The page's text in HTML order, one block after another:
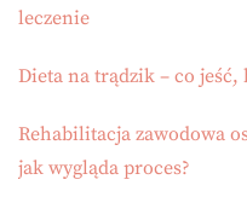
leczenie
Dieta na trądzik – co
Rehabilitacja zawodowa
jak wygląda proces?